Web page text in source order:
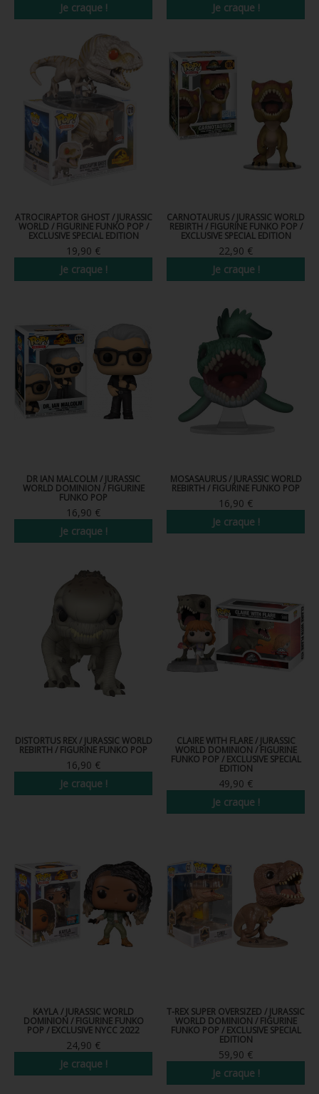
Je craque !
Je craque !
ATROCIRAPTOR GHOST / JURASSIC
WORLD / FIGURINE FUNKO POP /
EXCLUSIVE SPECIAL EDITION
19,90 €
Je craque !
CARNOTAURUS / JURASSIC WORLD
REBIRTH / FIGURINE FUNKO POP /
EXCLUSIVE SPECIAL EDITION
22,90 €
Je craque !
DR IAN MALCOLM / JURASSIC
WORLD DOMINION / FIGURINE
FUNKO POP
16,90 €
Je craque !
MOSASAURUS / JURASSIC WORLD
REBIRTH / FIGURINE FUNKO POP
16,90 €
Je craque !
DISTORTUS REX / JURASSIC WORLD
REBIRTH / FIGURINE FUNKO POP
16,90 €
Je craque !
CLAIRE WITH FLARE / JURASSIC
WORLD DOMINION / FIGURINE
FUNKO POP / EXCLUSIVE SPECIAL
EDITION
49,90 €
Je craque !
KAYLA / JURASSIC WORLD
DOMINION / FIGURINE FUNKO
POP / EXCLUSIVE NYCC 2022
24,90 €
Je craque !
T-REX SUPER OVERSIZED / JURASSIC
WORLD DOMINION / FIGURINE
FUNKO POP / EXCLUSIVE SPECIAL
EDITION
59,90 €
Je craque !